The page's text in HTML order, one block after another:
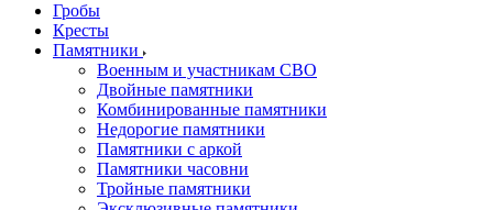
Гробы
Кресты
Памятники
Военным и участникам СВО
Двойные памятники
Комбинированные памятники
Недорогие памятники
Памятники с аркой
Памятники часовни
Тройные памятники